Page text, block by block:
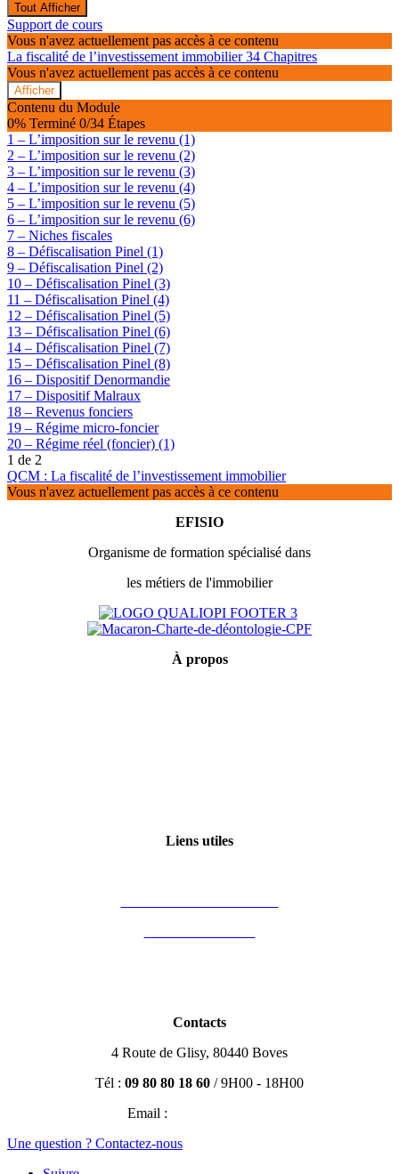
Tout Afficher
Modules
Support de cours
Vous n'avez actuellement pas accès à ce contenu
La fiscalité de l’investissement immobilier34 Chapitres
Vous n'avez actuellement pas accès à ce contenu
Afficher
La
fiscalité
de
l’investissement
immobilier
Contenu du Module
0% Terminé 0/34 Étapes
1 – L’imposition sur le revenu (1)
2 – L’imposition sur le revenu (2)
3 – L’imposition sur le revenu (3)
4 – L’imposition sur le revenu (4)
5 – L’imposition sur le revenu (5)
6 – L’imposition sur le revenu (6)
7 – Niches fiscales
8 – Défiscalisation Pinel (1)
9 – Défiscalisation Pinel (2)
10 – Défiscalisation Pinel (3)
11 – Défiscalisation Pinel (4)
12 – Défiscalisation Pinel (5)
13 – Défiscalisation Pinel (6)
14 – Défiscalisation Pinel (7)
15 – Défiscalisation Pinel (8)
16 – Dispositif Denormandie
17 – Dispositif Malraux
18 – Revenus fonciers
19 – Régime micro-foncier
20 – Régime réel (foncier) (1)
1 de 2
QCM : La fiscalité de l’investissement immobilier
Vous n'avez actuellement pas accès à ce contenu
EFISIO
Organisme de formation spécialisé dans
les métiers de l'immobilier
À propos
Liens utiles
Contacts
4 Route de Glisy, 80440 Boves
Tél : 09 80 80 18 60 / 9H00 - 18H00
Email :
Une question ? Contactez-nous